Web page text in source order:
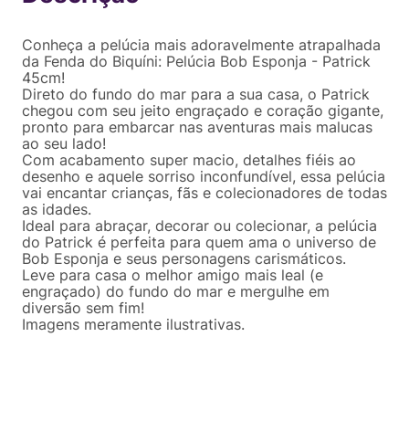
49
Conheça a pelúcia mais adoravelmente atrapalhada
da Fenda do Biquíni: Pelúcia Bob Esponja - Patrick
45cm!
Direto do fundo do mar para a sua casa, o Patrick
chegou com seu jeito engraçado e coração gigante,
pronto para embarcar nas aventuras mais malucas
ao seu lado!
Com acabamento super macio, detalhes fiéis ao
desenho e aquele sorriso inconfundível, essa pelúcia
vai encantar crianças, fãs e colecionadores de todas
as idades.
Ideal para abraçar, decorar ou colecionar, a pelúcia
do Patrick é perfeita para quem ama o universo de
Bob Esponja e seus personagens carismáticos.
Leve para casa o melhor amigo mais leal (e
engraçado) do fundo do mar e mergulhe em
diversão sem fim!
Imagens meramente ilustrativas.